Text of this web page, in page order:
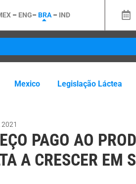
– ENG–BRA – IND
Mexico Legislação Láctea
2021
PAGO AO
A CRESCER EM